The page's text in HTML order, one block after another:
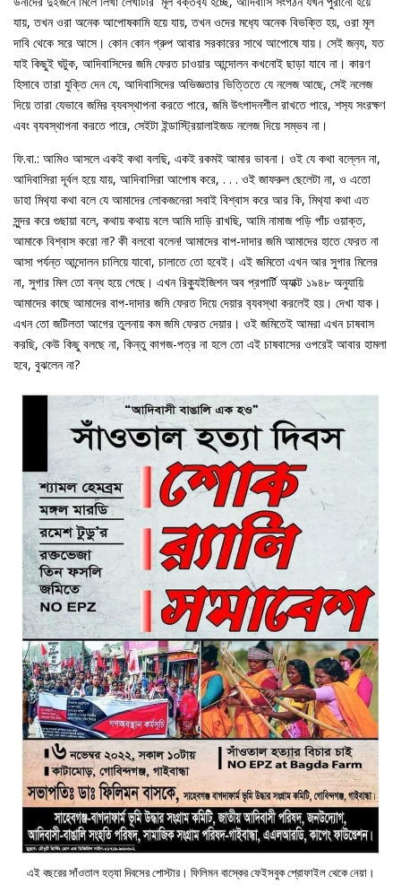
যায়, তখন ওরা অনেক আপোষকামি হয়ে যায়, তখন ওদের মধ‍্যে অনেক বিভক্তি হয়, ওরা মূল
দাবি থেকে সরে আসে। কোন কোন গ্রুপ আবার সরকারের সাথে আপোষে যায়। সেই জন‍্য, যত
যাই কিছুই ঘটুক, আদিবাসিদের জমি ফেরত চাওয়ার আন্দোলন কখনোই ছাড়া যাবে না। কারণ
হিসাবে তারা যুক্তি দেন যে, আদিবাসিদের অভিজ্ঞতার ভিত্তিতে যে নলেজ আছে, সেই নলেজ
দিয়ে তারা যেভাবে জমির ব‍্যবস্থাপনা করতে পারে, জমি উৎপাদনশীল রাখতে পারে, শস‍্য সংরক্ষণ
এবং ব‍্যবস্থাপনা করতে পারে, সেইটা ইন্ডাস্ট্রিয়ালাইজড নলেজ দিয়ে সম্ভব না।
ফি.বা.: আমিও আসলে একই কথা বলছি, একই রকমই আমার ভাবনা। ওই যে কথা বল্লেন না,
আদিবাসিরা দূর্বল হয়ে যায়, আদিবাসিরা আপোষ করে, . . . ওই জাফরুল ছেলেটা না, ও এতো
ডাহা মিথ‍্যা কথা বলে যে আমাদের লোকজনেরা সবাই বিশ্বাস করে আর কি, মিথ‍্যা কথা এত
সুন্দর করে গুছায়া বলে, কথায় কথায় বলে আমি দাড়ি রাখছি, আমি নামাজ পড়ি পাঁচ ওয়াক্ত,
আমাকে বিশ্বাস করো না? কী বলবো বলেন! আমাদের বাপ-দাদার জমি আমাদের হাতে ফেরত না
আসা পর্যন্ত আন্দোলন চালিয়ে যাবো, চালাতে তো হবেই। এই জমিতো এখন আর সুগার মিলের
না, সুগার মিল তো বন্ধ হয়ে গেছে। এখন রিক‍্যুইজিশন অব প্রপার্টি অ‍্যাক্ট ১৯৪৮ অনুযায়ি
আমাদের কাছে আমাদের বাপ-দাদার জমি ফেরত দিয়ে দেয়ার ব‍্যবস্থা করলেই হয়। দেখা যাক।
এখন তো জটিলতা আগের তুলনায় কম জমি ফেরত দেয়ার। ওই জমিতেই আমরা এখন চাষবাস
করছি, কেউ কিছু বলছে না, কিন্তু কাগজ-পত্র না হলে তো এই চাষবাসের ওপরেই আবার হামলা
হবে, বুঝলেন না?
এই বছরের সাঁওতাল হত‍্যা দিবসের পোস্টার। ফিলিমন বাস্কের ফেইসবুক প্রোফাইল থেকে নেয়া।